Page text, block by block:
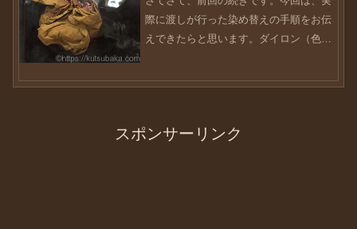
際に渡しが行った染め替えの手順をお伝
えできたらと思います。ダイロン（色の
スポンサーリンク